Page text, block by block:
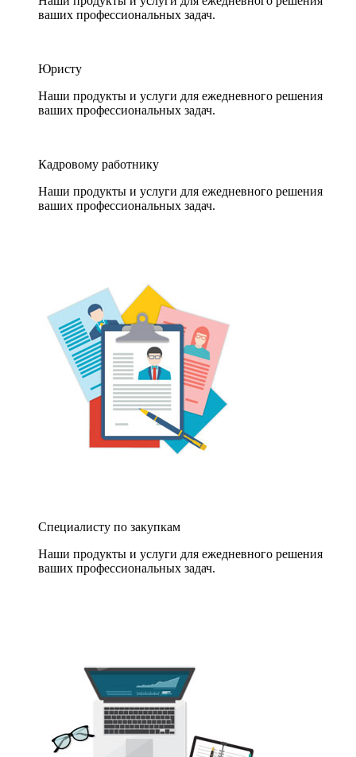
ваших профессиональных задач.
Юристу
Наши продукты и услуги для ежедневного решения
ваших профессиональных задач.
Кадровому работнику
Наши продукты и услуги для ежедневного решения
ваших профессиональных задач.
Специалисту по закупкам
Наши продукты и услуги для ежедневного решения
ваших профессиональных задач.